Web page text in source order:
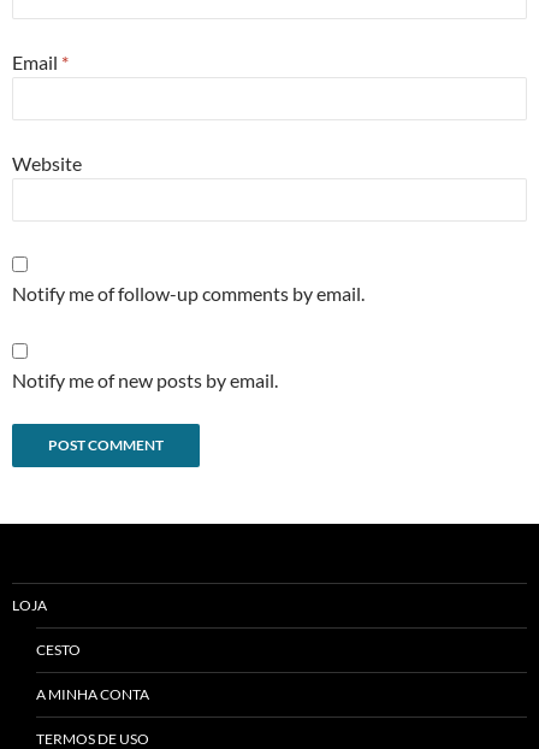
Email *
Website
Notify me of follow-up comments by email.
Notify me of new posts by email.
LOJA
CESTO
A MINHA CONTA
TERMOS DE USO